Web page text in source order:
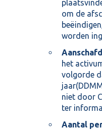
om de
worden
het
volgorde
niet door
ter
Aantal